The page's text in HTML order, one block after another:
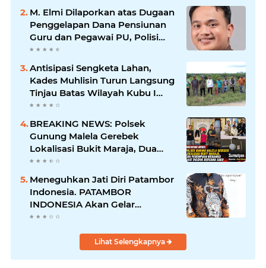
M. Elmi Dilaporkan atas Dugaan
Penggelapan Dana Pensiunan
Guru dan Pegawai PU, Polisi
Pastikan Proses Hukum
Antisipasi Sengketa Lahan,
Kades Muhlisin Turun Langsung
Tinjau Batas Wilayah Kubu I
yang Diduga Diserobot PT Jatim
BREAKING NEWS: Polsek
Gunung Malela Gerebek
Lokalisasi Bukit Maraja, Dua
Perempuan Menangis Saat
Meneguhkan Jati Diri Patambor
Indonesia. PATAMBOR
INDONESIA Akan Gelar
RAKERNAS II Di Jakarta.
Lihat Selengkapnya